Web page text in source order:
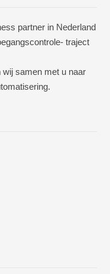
partner in Nederland
traject
wij samen met u naar